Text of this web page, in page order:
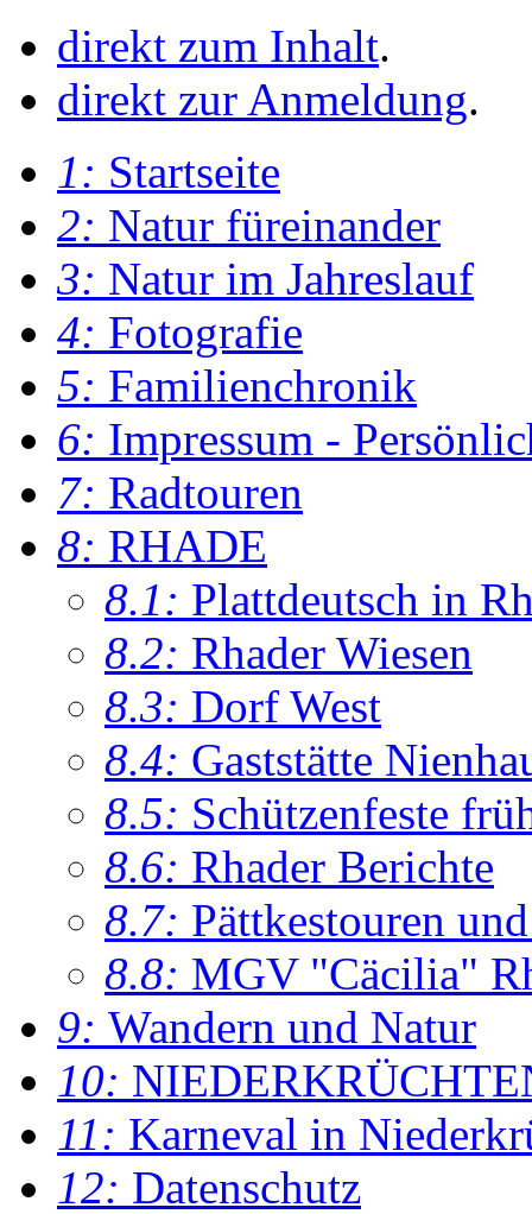
direkt zum Inhalt.
direkt zur Anmeldung.
1: Startseite
2: Natur füreinander
3: Natur im Jahreslauf
4: Fotografie
5: Familienchronik
6: Impressum -
7: Radtouren
8: RHADE
8.1: Plattdeutsch in
8.2: Rhader Wiesen
8.3: Dorf West
8.4: Gaststätte
8.5: Schützenfeste
8.6: Rhader Berichte
8.7: Pättkestouren
8.8: MGV "Cäcilia"
9: Wandern und Natur
10:
11: Karneval in
12: Datenschutz